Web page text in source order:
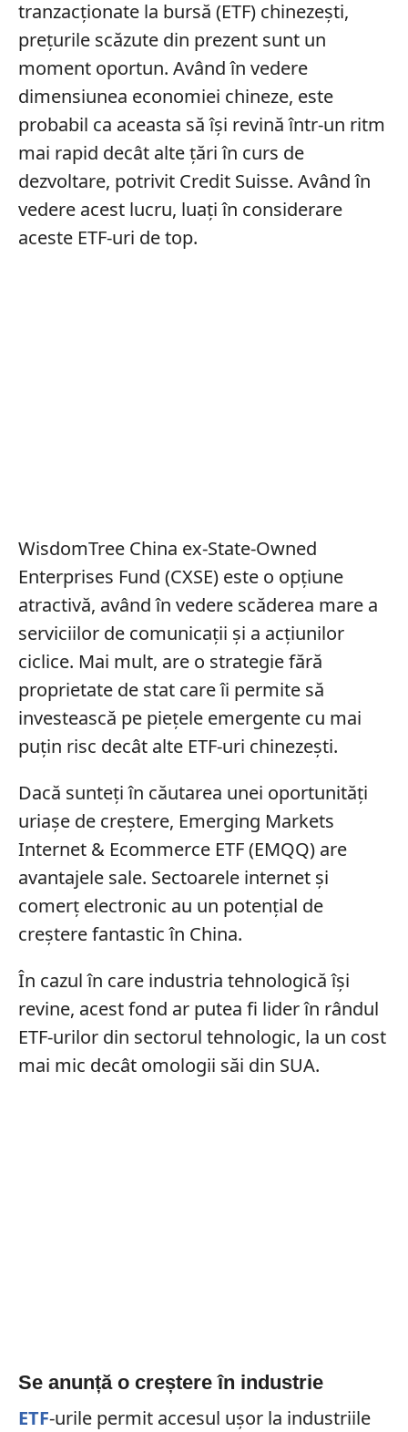
tranzacționate la bursă (ETF) chinezești,
prețurile scăzute din prezent sunt un
moment oportun. Având în vedere
dimensiunea economiei chineze, este
probabil ca aceasta să își revină într-un ritm
mai rapid decât alte țări în curs de
dezvoltare, potrivit Credit Suisse. Având în
vedere acest lucru, luați în considerare
aceste ETF-uri de top.
WisdomTree China ex-State-Owned
Enterprises Fund (CXSE) este o opțiune
atractivă, având în vedere scăderea mare a
serviciilor de comunicații și a acțiunilor
ciclice. Mai mult, are o strategie fără
proprietate de stat care îi permite să
investească pe piețele emergente cu mai
puțin risc decât alte ETF-uri chinezești.
Dacă sunteți în căutarea unei oportunități
uriașe de creștere, Emerging Markets
Internet & Ecommerce ETF (EMQQ) are
avantajele sale. Sectoarele internet și
comerț electronic au un potențial de
creștere fantastic în China.
În cazul în care industria tehnologică își
revine, acest fond ar putea fi lider în rândul
ETF-urilor din sectorul tehnologic, la un cost
mai mic decât omologii săi din SUA.
Se anunță o creștere în industrie
ETF-urile permit accesul ușor la industriile